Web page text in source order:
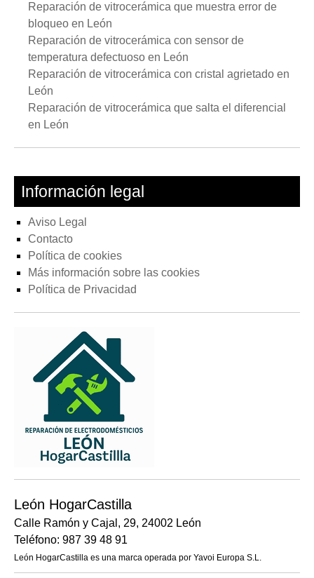
Reparación de vitrocerámica que muestra error de
bloqueo en León
Reparación de vitrocerámica con sensor de
temperatura defectuoso en León
Reparación de vitrocerámica con cristal agrietado en
León
Reparación de vitrocerámica que salta el diferencial
en León
Información legal
Aviso Legal
Contacto
Política de cookies
Más información sobre las cookies
Política de Privacidad
León HogarCastilla
Calle Ramón y Cajal, 29, 24002 León
Teléfono: 987 39 48 91
León HogarCastilla es una marca operada por Yavoi Europa S.L.